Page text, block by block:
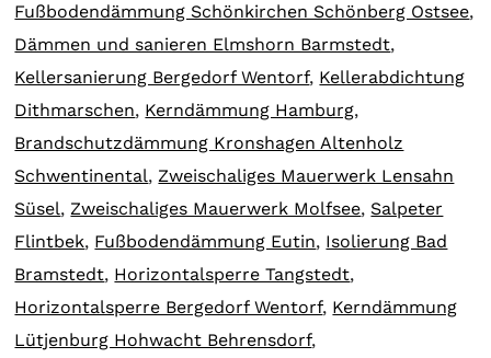
Fußbodendämmung Schönkirchen Schönberg Ostsee,
Dämmen und sanieren Elmshorn Barmstedt,
Kellersanierung Bergedorf Wentorf, Kellerabdichtung
Dithmarschen, Kerndämmung Hamburg,
Brandschutzdämmung Kronshagen Altenholz
Schwentinental,Zweischaliges Mauerwerk Lensahn
Süsel,Zweischaliges Mauerwerk Molfsee, Salpeter
Flintbek, Fußbodendämmung Eutin, Isolierung Bad
Bramstedt, Horizontalsperre Tangstedt,
Horizontalsperre Bergedorf Wentorf, Kerndämmung
Lütjenburg Hohwacht Behrensdorf,